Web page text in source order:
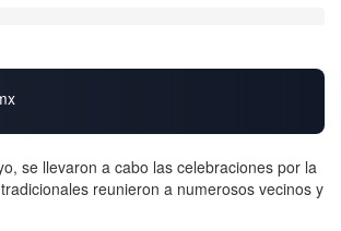
se llevaron a cabo las celebraciones por la
reunieron a numerosos vecinos y